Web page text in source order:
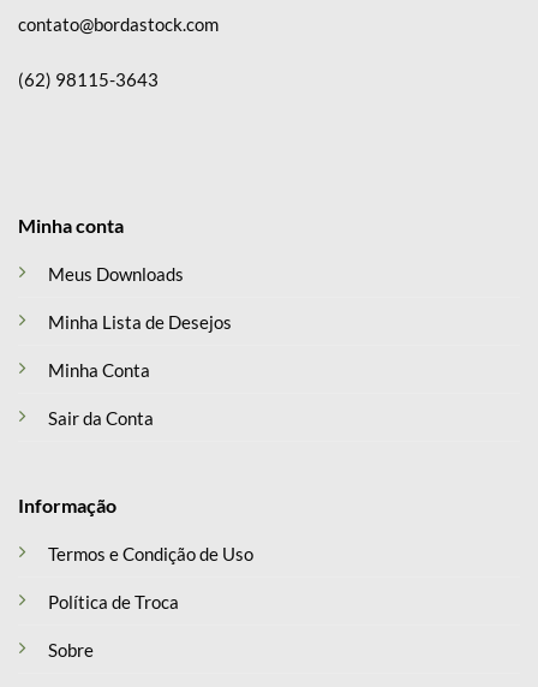
Minha conta
Meus Downloads
Minha Lista de Desejos
Minha Conta
Sair da Conta
Informação
Termos e Condição de Uso
Política de Troca
Sobre
contato@bordastock.com
(62) 98115-3643